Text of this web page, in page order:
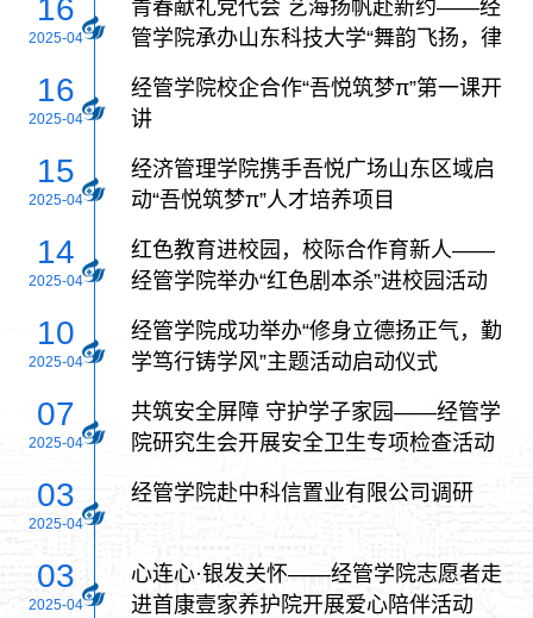
16
2025-04
青春献礼党代会 艺海扬帆赴新约——经
管学院承办山东科技大学“舞韵飞扬，律
16
2025-04
经管学院校企合作“吾悦筑梦π”第一课开
讲
15
2025-04
经济管理学院携手吾悦广场山东区域启
动“吾悦筑梦π”人才培养项目
14
2025-04
红色教育进校园，校际合作育新人——
经管学院举办“红色剧本杀”进校园活动
10
2025-04
经管学院成功举办“修身立德扬正气，勤
学笃行铸学风”主题活动启动仪式
07
2025-04
共筑安全屏障 守护学子家园——经管学
院研究生会开展安全卫生专项检查活动
03
2025-04
经管学院赴中科信置业有限公司调研
03
2025-04
心连心·银发关怀——经管学院志愿者走
进首康壹家养护院开展爱心陪伴活动